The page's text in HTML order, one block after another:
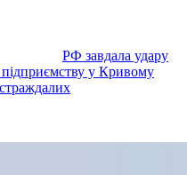
РФ завдала удару
підприємству у Кривому